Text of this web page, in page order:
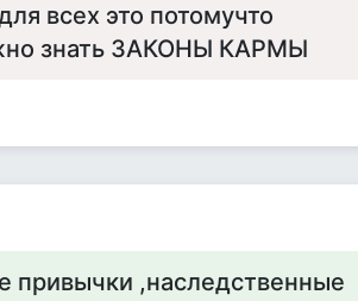
всех это потомучто
знать ЗАКОНЫ КАРМЫ
привычки ,наследственные